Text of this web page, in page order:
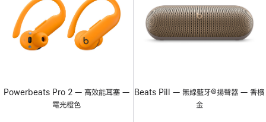
Powerbeats Pro 2 — 高效能耳塞 —
電光橙色
Beats Pill — 無線藍牙®揚聲器 — 香檳
金